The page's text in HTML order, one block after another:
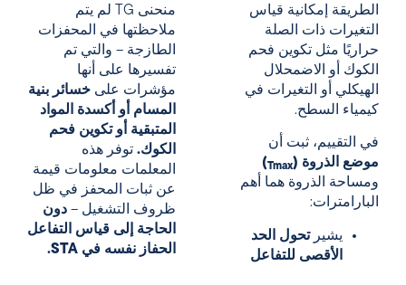
الطريقة إمكانية قياس
التغيرات ذات الصلة
حراريًا مثل تكوين فحم
الكوك أو الاضمحلال
الهيكلي أو التغيرات في
كيمياء السطح.
في التقييم، ثبت أن
موضع الذروة (Tmax
)
ومساحة الذروة هما أهم
البارامترات:
يشيرتحول الحد
الأقصى للتفاعل
منحنى TG لم يتم
ملاحظتها في المحفزات
الطازجة – والتي تم
تفسيرها على أنها
مؤشرات على خسائر بنية
المسام أو أكسدة المواد
المتبقية أو تكوين فحم
الكوك. توفر هذه
المعلمات معلومات قيمة
عن ثبات المحفز في ظل
ظروف التشغيل – دون
الحاجة إلى قياس التفاعل
الحفاز نفسه في STA.